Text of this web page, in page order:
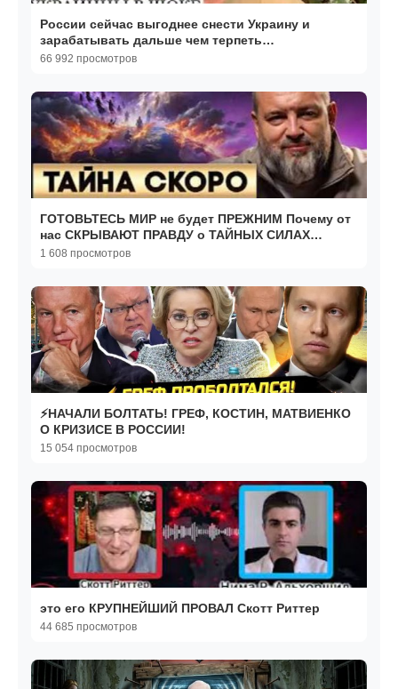
России сейчас выгоднее снести Украину и
зарабатывать дальше чем терпеть
массированные удары по ТЭК
66 992 просмотров
ГОТОВЬТЕСЬ МИР не будет ПРЕЖНИМ Почему от
нас СКРЫВАЮТ ПРАВДУ о ТАЙНЫХ СИЛАХ
Дмитрий Раевский
1 608 просмотров
⚡️НАЧАЛИ БОЛТАТЬ! ГРЕФ, КОСТИН, МАТВИЕНКО
О КРИЗИСЕ В РОССИИ!
15 054 просмотров
это его КРУПНЕЙШИЙ ПРОВАЛ Скотт Риттер
44 685 просмотров